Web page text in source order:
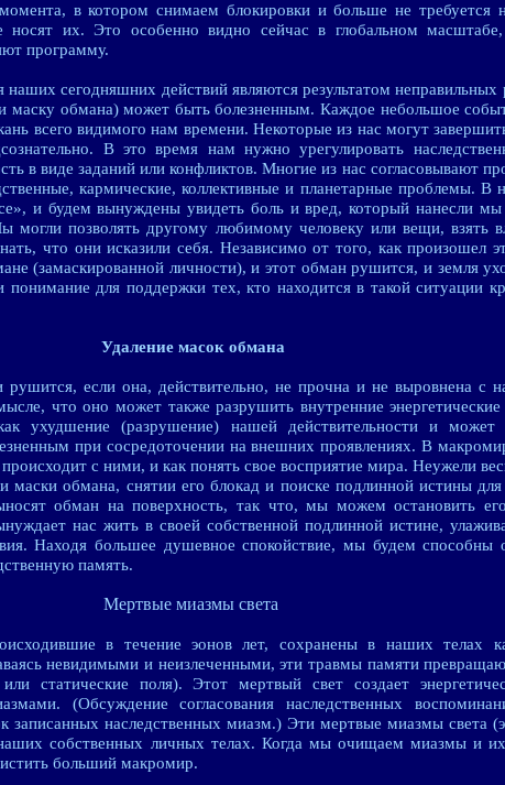
в котором снимаем блокировки и больше не
их. Это особенно видно сейчас в глобальном масштабе,
программу.
наших сегодняшних действий являются результатом
маску обмана) может быть болезненным. Каждое небольшое
всего видимого нам времени. Некоторые из нас могут
В это время нам нужно урегулировать
в виде заданий или конфликтов. Многие из нас согласовывают
кармические, коллективные и планетарные проблемы.
и будем вынуждены увидеть боль и вред, который нанесли
могли позволять другому любимому человеку или вещи, взять
что они исказили себя. Независимо от того, как произошел
(замаскированной личности), и этот обман рушится, и земля
для поддержки тех, кто находится в такой ситуации
Удаление масок обмана
если она, действительно, не прочна и не выровнена с
что оно может также разрушить внутренние
ухудшение (разрушение) нашей действительности и может
при сосредоточении на внешних проявлениях. В
с ними, и как понять свое восприятие мира. Неужели
маски обмана, снятии его блокад и поиске подлинной истины
обман на поверхность, так что, мы можем остановить
нас жить в своей собственной подлинной истине,
Находя большее душевное спокойствие, мы будем способны
память.
Мертвые миазмы света
в течение эонов лет, сохранены в наших телах
невидимыми и неизлеченными, эти травмы памяти
статические поля). Этот мертвый свет создает
(Обсуждение согласования наследственных
записанных наследственных миазм.) Эти мертвые миазмы света
собственных личных телах. Когда мы очищаем миазмы и
больший макромир.